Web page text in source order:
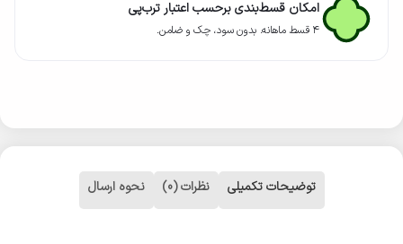
امکان قسط‌بندی برحسب اعتبار ترب‌پی
۴ قسط ماهانه. بدون سود، چک و ضامن.
توضیحات تکمیلی نظرات (0) نحوه ارسال